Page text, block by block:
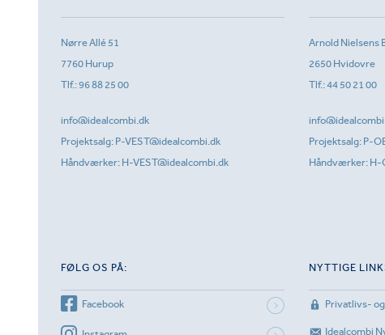
Nørre Allé 51
7760 Hurup
Tlf.:96 88 25 00
info@idealcombi.dk
Projektsalg: P-VEST@idealcombi.dk
Håndværker: H-VEST@idealcombi.dk
Arnold Nielsens
2650 Hvidovre
Tlf.:44 50 21 00
Projektsalg: P-
Håndværker: H-
FØLG OS PÅ:
Facebook
NYTTIGE
Privatlivs-
Idealcombi